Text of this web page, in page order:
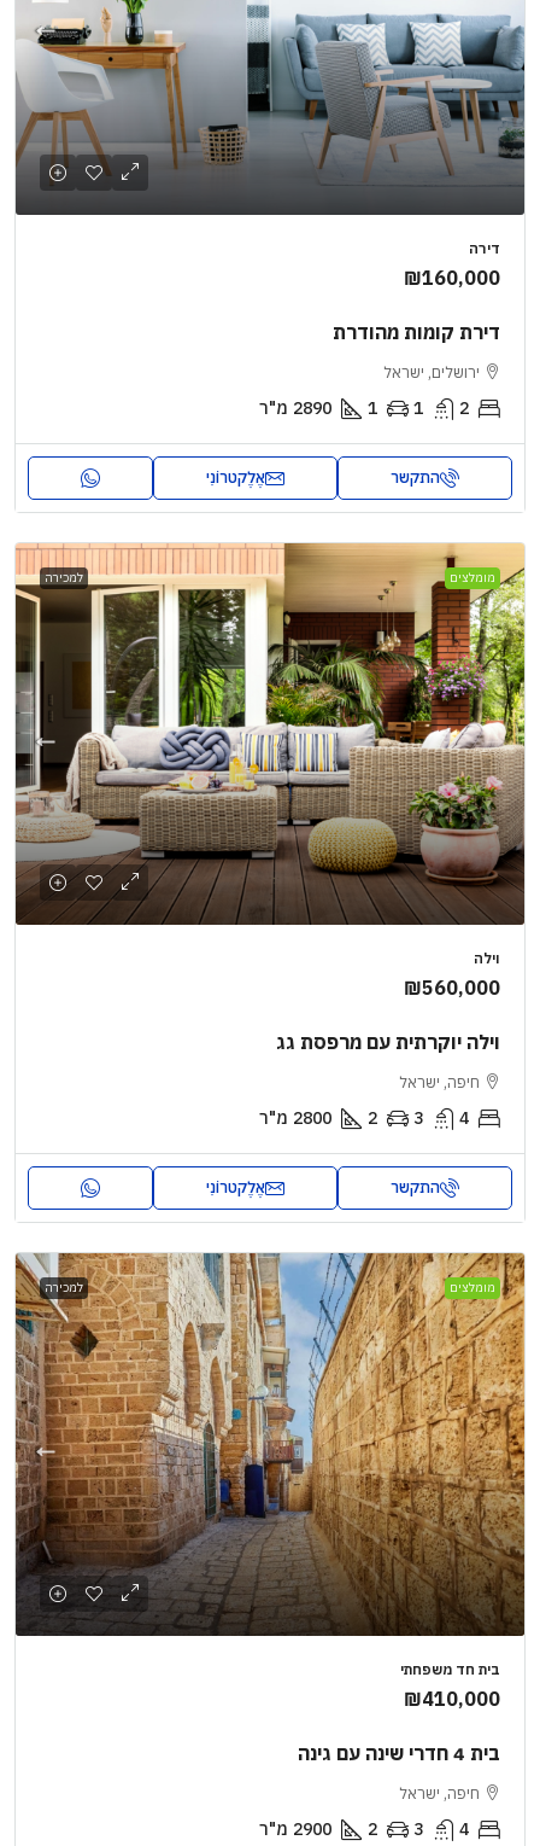
דירה
₪160,000
דירת קומות מהודרת
ירושלים, ישראל
2
1
1
2890 מ"ר
התקשר אֶלֶקטרוֹנִי
מומלצים למכירה
וילה
₪560,000
וילה יוקרתית עם מרפסת גג
חיפה, ישראל
4
3
2
2800 מ"ר
התקשר אֶלֶקטרוֹנִי
מומלצים למכירה
בית חד משפחתי
₪410,000
בית 4 חדרי שינה עם גינה
חיפה, ישראל
4
3
2
2900 מ"ר